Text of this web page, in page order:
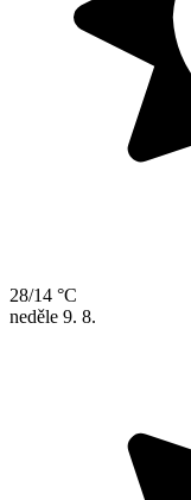
28/14 °C
neděle 9. 8.